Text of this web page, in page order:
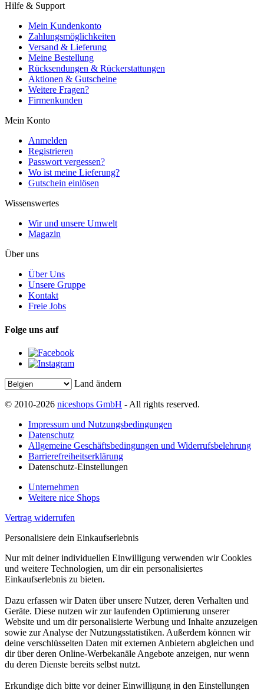
Hilfe & Support
Mein Kundenkonto
Zahlungsmöglichkeiten
Versand & Lieferung
Meine Bestellung
Rücksendungen & Rückerstattungen
Aktionen & Gutscheine
Weitere Fragen?
Firmenkunden
Mein Konto
Anmelden
Registrieren
Passwort vergessen?
Wo ist meine Lieferung?
Gutschein einlösen
Wissenswertes
Wir und unsere Umwelt
Magazin
Über uns
Über Uns
Unsere Gruppe
Kontakt
Freie Jobs
Folge uns auf
Land ändern
© 2010-2026 niceshops GmbH - All rights reserved.
Impressum und Nutzungsbedingungen
Datenschutz
Allgemeine Geschäftsbedingungen und Widerrufsbelehrung
Barrierefreiheitserklärung
Datenschutz-Einstellungen
Unternehmen
Weitere nice Shops
Vertrag widerrufen
Personalisiere dein Einkaufserlebnis
Nur mit deiner individuellen Einwilligung verwenden wir Cookies
und weitere Technologien, um dir ein personalisiertes
Einkaufserlebnis zu bieten.
Dazu erfassen wir Daten über unsere Nutzer, deren Verhalten und
Geräte. Diese nutzen wir zur laufenden Optimierung unserer
Website und um dir personalisierte Werbung und Inhalte anzuzeigen
sowie zur Analyse der Nutzungsstatistiken. Außerdem können wir
deine verschlüsselten Daten mit externen Anbietern abgleichen und
dir über deren Online-Werbekanäle Angebote anzeigen, nur wenn
du deren Dienste bereits selbst nutzt.
Erkundige dich bitte vor deiner Einwilligung in den Einstellungen